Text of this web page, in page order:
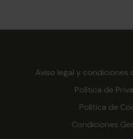
Aviso legal y condiciones
Política de
Política de
Condiciones